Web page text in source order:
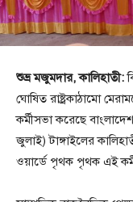
শুভ্র মজুমদার, কালিহাতী:
ঘোষিত রাষ্ট্রকাঠামো
কর্মীসভা করেছে
জুলাই) টাঙ্গাইলের
ওয়ার্ডে পৃথক পৃথক এই